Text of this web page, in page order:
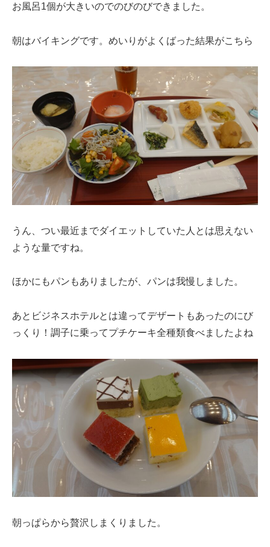
お風呂1個が大きいのでのびのびできました。
朝はバイキングです。めいりがよくばった結果がこちら
うん、つい最近までダイエットしていた人とは思えない
ような量ですね。
ほかにもパンもありましたが、パンは我慢しました。
あとビジネスホテルとは違ってデザートもあったのにび
っくり！調子に乗ってプチケーキ全種類食べましたよね
朝っぱらから贅沢しまくりました。